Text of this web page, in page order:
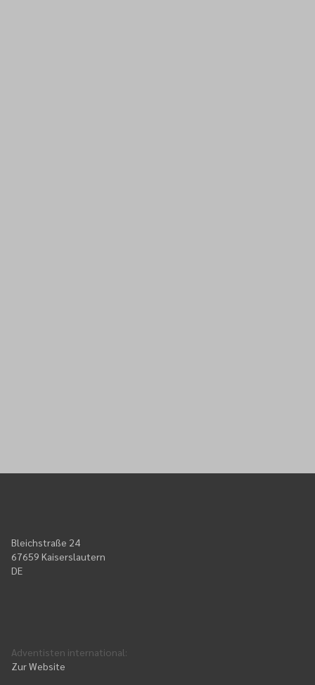
Bleichstraße 24
67659 Kaiserslautern
DE
Adventisten international:
Zur Website